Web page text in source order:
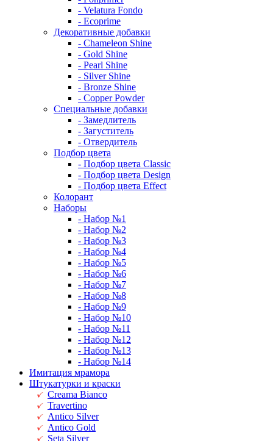
- Velatura Fondo
- Ecoprime
Декоративные добавки
- Chameleon Shine
- Gold Shine
- Pearl Shine
- Silver Shine
- Bronze Shine
- Copper Powder
Специальные добавки
- Замедлитель
- Загуститель
- Отвердитель
Подбор цвета
- Подбор цвета Classic
- Подбор цвета Design
- Подбор цвета Effect
Колорант
Наборы
- Набор №1
- Набор №2
- Набор №3
- Набор №4
- Набор №5
- Набор №6
- Набор №7
- Набор №8
- Набор №9
- Набор №10
- Набор №11
- Набор №12
- Набор №13
- Набор №14
Имитация мрамора
Штукатурки и краски
Creama Bianco
Travertino
Antico Silver
Antico Gold
Seta Silver